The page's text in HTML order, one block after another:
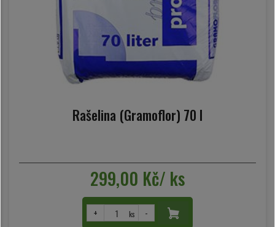
Rašelina (Gramoflor) 70 l
299,00 Kč/ ks
+ ks -